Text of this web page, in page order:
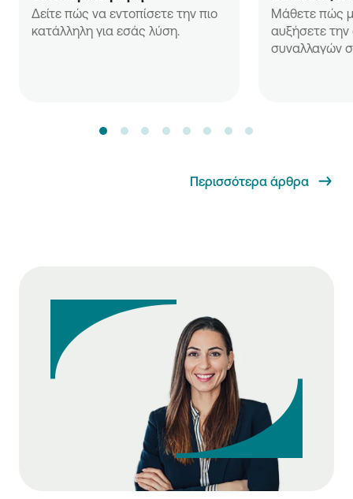
Δείτε πώς να εντοπίσετε την πιο
κατάλληλη για εσάς λύση.
Μάθετε πώς
αυξήσετε
συναλλαγών
Περισσότερα άρθρα